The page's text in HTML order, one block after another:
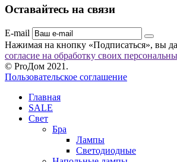
Оставайтесь на связи
E-mail
Нажимая на кнопку «Подписаться», вы
согласие на обработку своих
© ProДом 2021.
Пользовательское соглашение
Главная
SALE
Свет
Бра
Лампы
Светодиодные